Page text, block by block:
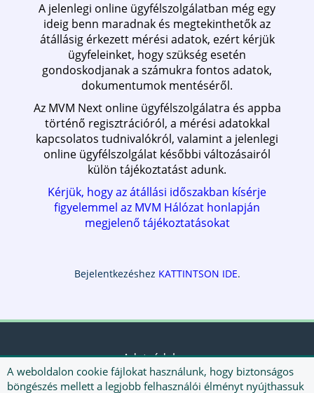
A jelenlegi online ügyfélszolgálatban még egy
ideig benn maradnak és megtekinthetők az
átállásig érkezett mérési adatok, ezért kérjük
ügyfeleinket, hogy szükség esetén
gondoskodjanak a számukra fontos adatok,
dokumentumok mentéséről.
Az MVM Next online ügyfélszolgálatra és appba
történő regisztrációról, a mérési adatokkal
kapcsolatos tudnivalókról, valamint a jelenlegi
online ügyfélszolgálat későbbi változásairól
külön tájékoztatást adunk.
Kérjük, hogy az átállási időszakban kísérje
figyelemmel az MVM Hálózat honlapján
megjelenő tájékoztatásokat
Bejelentkezéshez KATTINTSON IDE.
Adatvédelem
A weboldalon cookie fájlokat használunk, hogy biztonságos
böngészés mellett a legjobb felhasználói élményt nyújthassuk